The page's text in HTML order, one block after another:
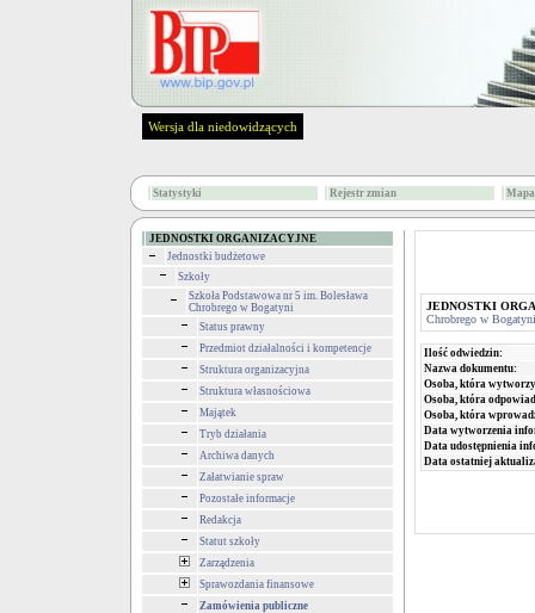
Wersja dla niedowidzących
Statystyki Rejestr zmian
JEDNOSTKI ORGANIZACYJNE
Jednostki budżetowe
Szkoły
Szkoła Podstawowa nr 5 im. Bolesława
Chrobrego w Bogatyni
Status prawny
Przedmiot działalności i kompetencje
Struktura organizacyjna
Struktura własnościowa
Majątek
Tryb działania
Archiwa danych
Załatwianie spraw
Pozostałe informacje
Redakcja
Statut szkoły
Zarządzenia
Sprawozdania finansowe
Zamówienia publiczne
JEDNOSTKI
Chrobrego w Bogatyni
Ilość odwiedzin:
Nazwa dokumentu:
Osoba, która
Osoba, która
Osoba, która
Data wytworzenia
Data udostępnienia
Data ostatniej